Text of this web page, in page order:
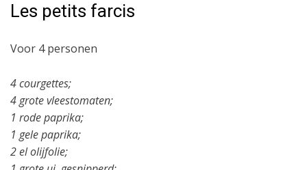
Les petits farcis
Voor 4 personen
4 courgettes;
4 grote vleestomaten;
1 rode paprika;
1 gele paprika;
2 el olijfolie;